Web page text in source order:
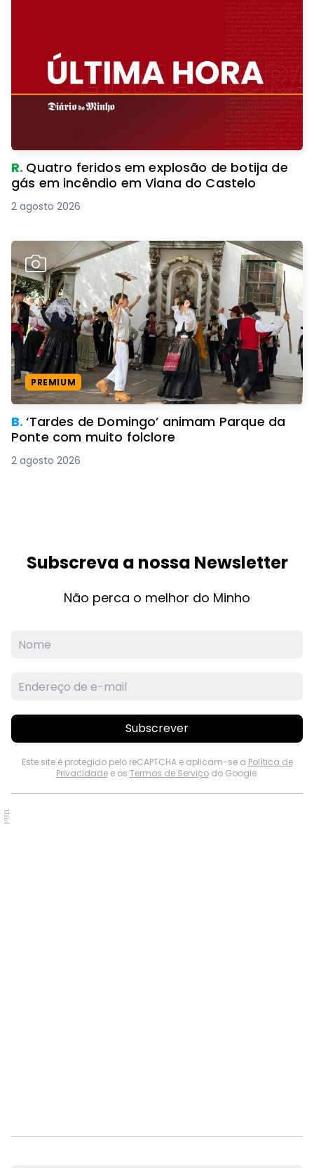
R. Quatro feridos em explosão de botija de
gás em incêndio em Viana do Castelo
2 agosto 2026
PREMIUM
B.‘Tardes de Domingo’ animam Parque da
Ponte com muito folclore
2 agosto 2026
Subscreva a nossa Newsletter
Não perca o melhor do Minho
Subscrever
Este site é protegido pelo reCAPTCHA e aplicam-se a Política de
Privacidadee os Termos de Serviçodo Google.
PUB.